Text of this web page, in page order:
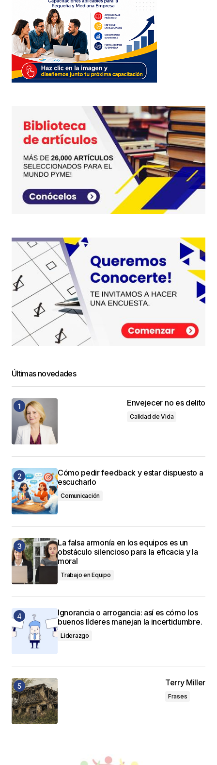
Últimas novedades
Envejecer no es delito
Calidad de Vida
Cómo pedir feedback y estar dispuesto a
escucharlo
Comunicación
La falsa armonía en los equipos es un
obstáculo silencioso para la eficacia y la
moral
Trabajo en Equipo
Ignorancia o arrogancia: así es cómo los
buenos líderes manejan la incertidumbre.
Liderazgo
Terry Miller
Frases